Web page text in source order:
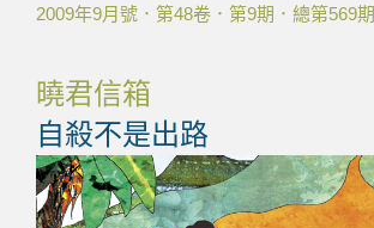
2009年9月號．第48卷．第9期．總第569期
曉君信箱
自殺不是出路